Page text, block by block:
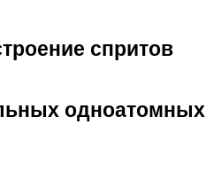
спритов
одноатомных